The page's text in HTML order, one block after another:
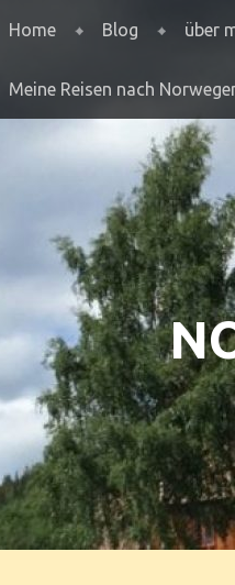
Home Blog über
Meine Reisen nach